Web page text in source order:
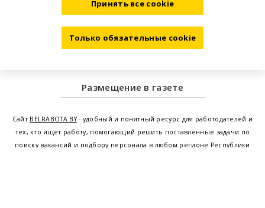
Размещение в газете
Сайт BELRABOTA.BY- удобный и понятный ресурс для работодателей и
тех, кто ищет работу, помогающий решить поставленные задачи по
поиску вакансий и подбору персонала в любом регионе Республики
Принять все cookie
Только обязательные cookie